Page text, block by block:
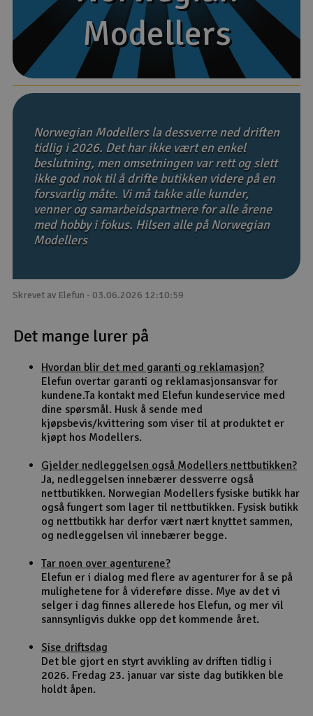
Båter
Droner
Droner for FPV
Fly
Helikopter
Kamerautstyr
Modellbygging, LEGO & byggesett
Outlet
Radioutstyr
Raketter
Smarthjem, lek & hobby
Solenergi
Sparkesykler & elkjøretøy
Gavekort
Modellers
Modellers
Norwegian Modellers la dessverre ned driften
tidlig i 2026. Det har ikke vært en enkel
beslutning, men omsetningen var rett og slett
ikke god nok til å drifte butikken videre på en
forsvarlig måte. Vi må takke alle kunder,
venner og samarbeidspartnere for alle årene
med hobby i fokus. Hilsen alle på Norwegian
Modellers
Skrevet av Elefun - 03.06.2026 12:10:59
Det mange lurer på
Hvordan blir det med garanti og reklamasjon?
Elefun overtar garanti og reklamasjonsansvar for
kundene.Ta kontakt med Elefun kundeservice med
dine spørsmål. Husk å sende med
kjøpsbevis/kvittering som viser til at produktet er
kjøpt hos Modellers.
Gjelder nedleggelsen også Modellers nettbutikken?
Ja, nedleggelsen innebærer dessverre også
nettbutikken. Norwegian Modellers fysiske butikk har
også fungert som lager til nettbutikken. Fysisk butikk
og nettbutikk har derfor vært nært knyttet sammen,
og nedleggelsen vil innebærer begge.
Tar noen over agenturene?
Elefun er i dialog med flere av agenturer for å se på
mulighetene for å videreføre disse. Mye av det vi
selger i dag finnes allerede hos Elefun, og mer vil
sannsynligvis dukke opp det kommende året.
Sise driftsdag
Det ble gjort en styrt avvikling av driften tidlig i
2026. Fredag 23. januar var siste dag butikken ble
holdt åpen.